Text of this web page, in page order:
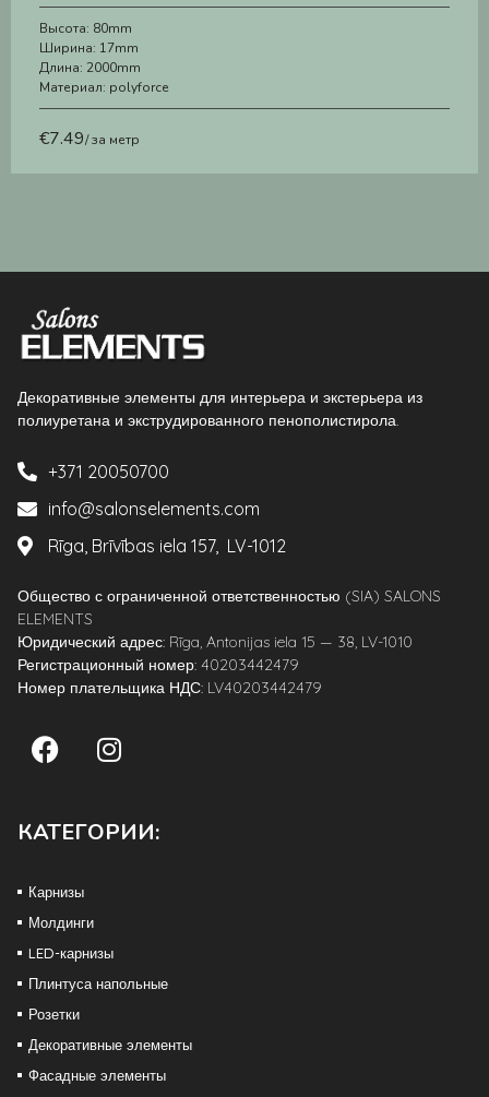
Высота: 80mm
Ширина: 17mm
Длина: 2000mm
Материал: polyforce
€7.49/ за метр
Декоративные элементы для интерьера и экстерьера из
полиуретана и экструдированного пенополистирола.
+371 20050700
info@salonselements.com
Rīga, Brīvības iela 157, LV-1012
Общество с ограниченной ответственностью (SIA) SALONS
ELEMENTS
Юридический адрес: Rīga, Antonijas iela 15 — 38, LV-1010
Регистрационный номер: 40203442479
Номер плательщика НДС: LV40203442479
КАТЕГОРИИ:
Карнизы
Молдинги
LED-карнизы
Плинтуса напольные
Розетки
Декоративные элементы
Фасадные элементы